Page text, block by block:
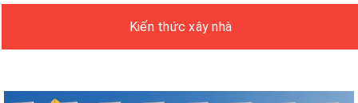
Kiến thức xây nhà